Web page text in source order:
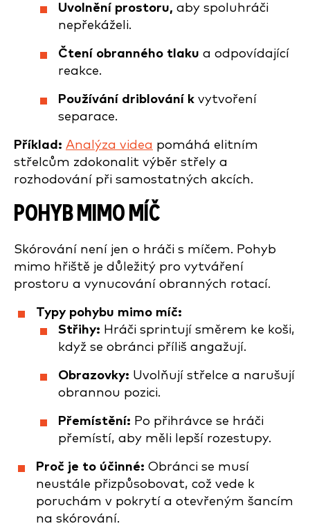
Uvolnění prostoru, aby spoluhráči
nepřekáželi.
Čtení obranného tlaku a odpovídající
reakce.
Používání driblování k vytvoření
separace.
Příklad: Analýza videa pomáhá elitním
střelcům zdokonalit výběr střely a
rozhodování při samostatných akcích.
POHYB MIMO MÍČ
Skórování není jen o hráči s míčem. Pohyb
mimo hřiště je důležitý pro vytváření
prostoru a vynucování obranných rotací.
Typy pohybu mimo míč:
Střihy: Hráči sprintují směrem ke koši,
když se obránci příliš angažují.
Obrazovky: Uvolňují střelce a narušují
obrannou pozici.
Přemístění: Po přihrávce se hráči
přemístí, aby měli lepší rozestupy.
Proč je to účinné: Obránci se musí
neustále přizpůsobovat, což vede k
poruchám v pokrytí a otevřeným šancím
na skórování.